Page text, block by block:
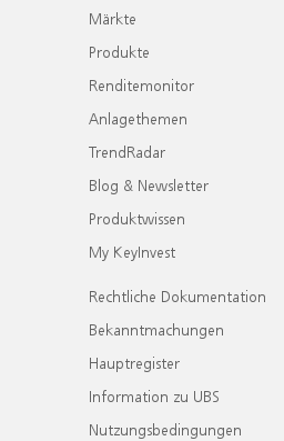
Märkte
Produkte
Renditemonitor
Anlagethemen
TrendRadar
Blog & Newsletter
Produktwissen
My KeyInvest
Rechtliche Dokumentation
Bekanntmachungen
Hauptregister
Information zu UBS
Nutzungsbedingungen